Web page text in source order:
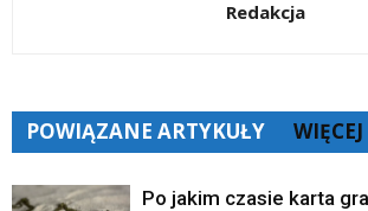
Redakcja
POWIĄZANE ARTYKUŁY
Po jakim czasie karta